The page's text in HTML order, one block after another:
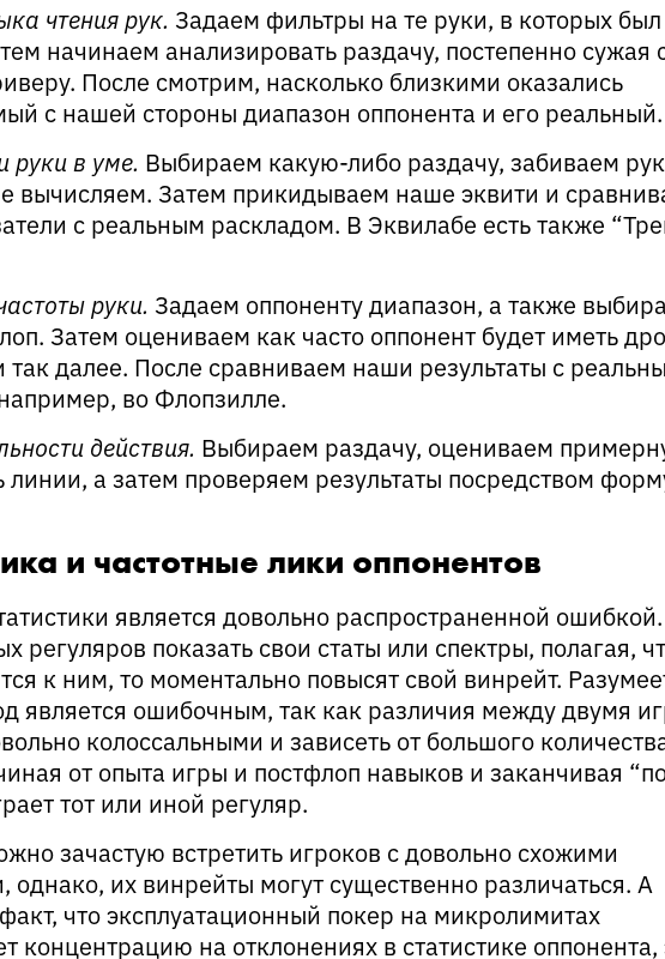
чтения рук. Задаем фильтры на те руки, в которых был
начинаем анализировать раздачу, постепенно сужая
После смотрим, насколько близкими оказались
с нашей стороны диапазон оппонента и его реальный.
руки в уме. Выбираем какую-либо раздачу, забиваем
вычисляем. Затем прикидываем наше эквити и
с реальным раскладом. В Эквилабе есть также
руки. Задаем оппоненту диапазон, а также
Затем оцениваем как часто оппонент будет иметь
так далее. После сравниваем наши результаты с
во Флопзилле.
действия. Выбираем раздачу, оцениваем
линии, а затем проверяем результаты посредством
и частотные лики оппонентов
является довольно распространенной
регуляров показать свои статы или спектры, полагая,
к ним, то моментально повысят свой винрейт.
является ошибочным, так как различия между двумя
колоссальными и зависеть от большого
от опыта игры и постфлоп навыков и заканчивая
тот или иной регуляр.
зачастую встретить игроков с довольно схожими
однако, их винрейты могут существенно различаться. А
что эксплуатационный покер на микролимитах
концентрацию на отклонениях в статистике оппонента,